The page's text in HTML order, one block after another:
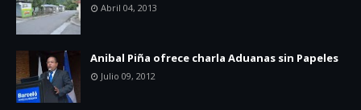
Abril 04, 2013
Anibal Piña ofrece charla Aduanas sin Papeles
Julio 09, 2012